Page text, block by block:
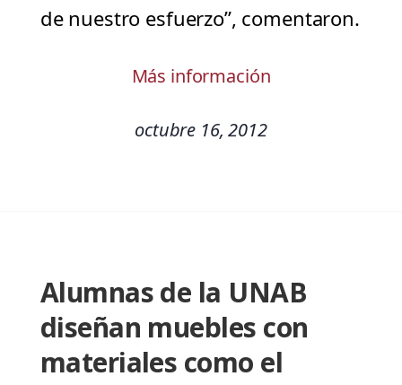
de nuestro esfuerzo”, comentaron.
Más información
octubre 16, 2012
Alumnas de la UNAB
diseñan muebles con
materiales como el